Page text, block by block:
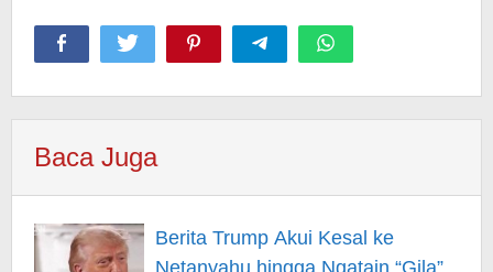
Baca Juga
Berita Trump Akui Kesal ke
Netanyahu hingga Ngatain “Gila”